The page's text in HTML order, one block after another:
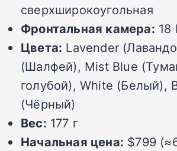
сверхширокоугольная
Фронтальная камера:
Цвета: Lavender
(Шалфей), Mist Blue
голубой), White (Белый),
(Чёрный)
Вес: 177 г
Начальная цена: $799